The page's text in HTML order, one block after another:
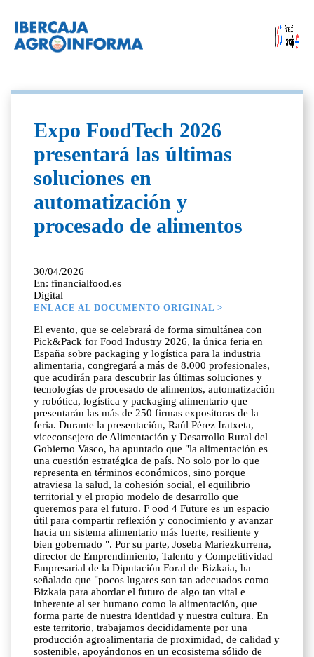
Expo FoodTech 2026
presentará las últimas
soluciones en
automatización y
procesado de alimentos
30/04/2026
En: financialfood.es
Digital
ENLACE AL DOCUMENTO ORIGINAL >
El evento, que se celebrará de forma simultánea con
Pick&Pack for Food Industry 2026, la única feria en
España sobre packaging y logística para la industria
alimentaria, congregará a más de 8.000 profesionales,
que acudirán para descubrir las últimas soluciones y
tecnologías de procesado de alimentos, automatización
y robótica, logística y packaging alimentario que
presentarán las más de 250 firmas expositoras de la
feria. Durante la presentación, Raúl Pérez Iratxeta,
viceconsejero de Alimentación y Desarrollo Rural del
Gobierno Vasco, ha apuntado que "la alimentación es
una cuestión estratégica de país. No solo por lo que
representa en términos económicos, sino porque
atraviesa la salud, la cohesión social, el equilibrio
territorial y el propio modelo de desarrollo que
queremos para el futuro. F ood 4 Future es un espacio
útil para compartir reflexión y conocimiento y avanzar
hacia un sistema alimentario más fuerte, resiliente y
bien gobernado ". Por su parte, Joseba Mariezkurrena,
director de Emprendimiento, Talento y Competitividad
Empresarial de la Diputación Foral de Bizkaia, ha
señalado que "pocos lugares son tan adecuados como
Bizkaia para abordar el futuro de algo tan vital e
inherente al ser humano como la alimentación, que
forma parte de nuestra identidad y nuestra cultura. En
este territorio, trabajamos decididamente por una
producción agroalimentaria de proximidad, de calidad y
sostenible, apoyándonos en un ecosistema sólido de